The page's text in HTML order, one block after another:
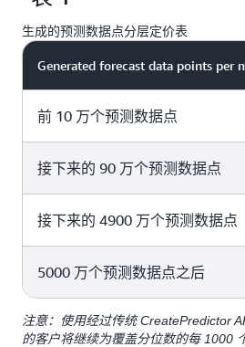
间。
定价表 2
据点乘以属
数。每个可
生成的预测数据点分层定价表
Generated forecast data points per
前 10 万个预测数据点
Price per 1000 forecast data points
2.00 美元
接下来的 90 万个预测数据点
Price per 1000 forecast data points
0.80 美元
接下来的 4900 万个预测数据点
Price per 1000 forecast data points
0.20 美元
5000 万个预测数据点之后
Price per 1000 forecast data points
注意：使用经过传统 CreatePredictor
的客户将继续为覆盖分位数的每 1000